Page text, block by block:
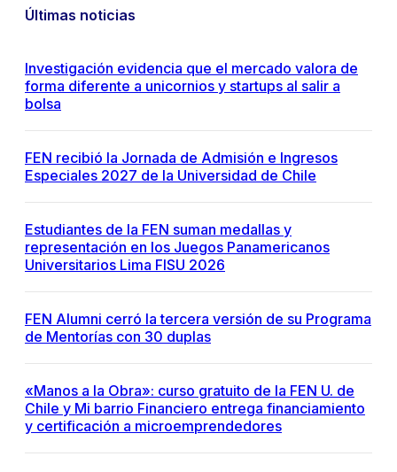
Últimas noticias
Investigación evidencia que el mercado valora de
forma diferente a unicornios y startups al salir a
bolsa
FEN recibió la Jornada de Admisión e Ingresos
Especiales 2027 de la Universidad de Chile
Estudiantes de la FEN suman medallas y
representación en los Juegos Panamericanos
Universitarios Lima FISU 2026
FEN Alumni cerró la tercera versión de su Programa
de Mentorías con 30 duplas
«Manos a la Obra»: curso gratuito de la FEN U. de
Chile y Mi barrio Financiero entrega financiamiento
y certificación a microemprendedores